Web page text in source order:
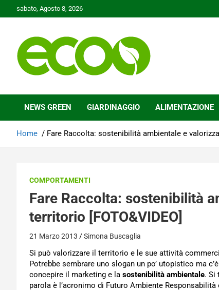
to
sabato, Agosto 8, 2026
Ecoo.it
NEWS GREEN GIARDINAGGIO ALIMENTAZIONE
Home Fare Raccolta: sostenibilità ambientale e
COMPORTAMENTI
Fare Raccolta: sostenibilità
territorio [FOTO&VIDEO]
21 Marzo 2013 Simona Buscaglia
Si può valorizzare il territorio e le sue attività
Potrebbe sembrare uno slogan un po’ utopistico ma
concepire il marketing e la sostenibilità ambientale. Si
parola è l’acronimo di Futuro Ambiente